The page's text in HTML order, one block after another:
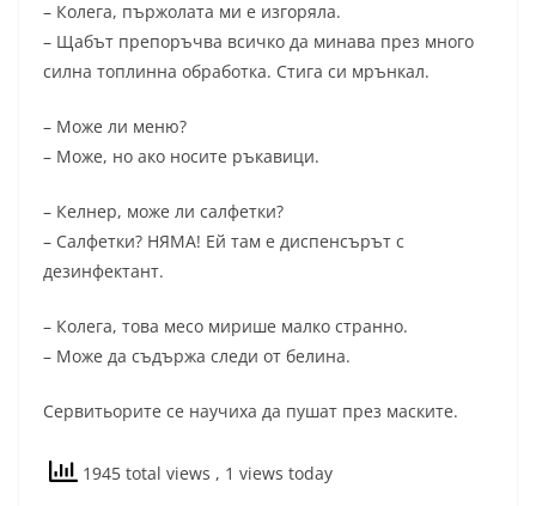
– Колега, пържолата ми е изгоряла.
– Щабът препоръчва всичко да минава през много
силна топлинна обработка. Стига си мрънкал.
– Може ли меню?
– Може, но ако носите ръкавици.
– Келнер, може ли салфетки?
– Салфетки? НЯМА! Ей там е диспенсърът с
дезинфектант.
– Колега, това месо мирише малко странно.
– Може да съдържа следи от белина.
Сервитьорите се научиха да пушат през маските.
1945 total views , 1 views today